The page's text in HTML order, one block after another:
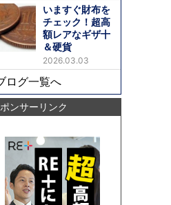
いますぐ財布を
チェック！超高
額レアなギザ十
＆硬貨
2026.03.03
ログ一覧へ
ンサーリンク